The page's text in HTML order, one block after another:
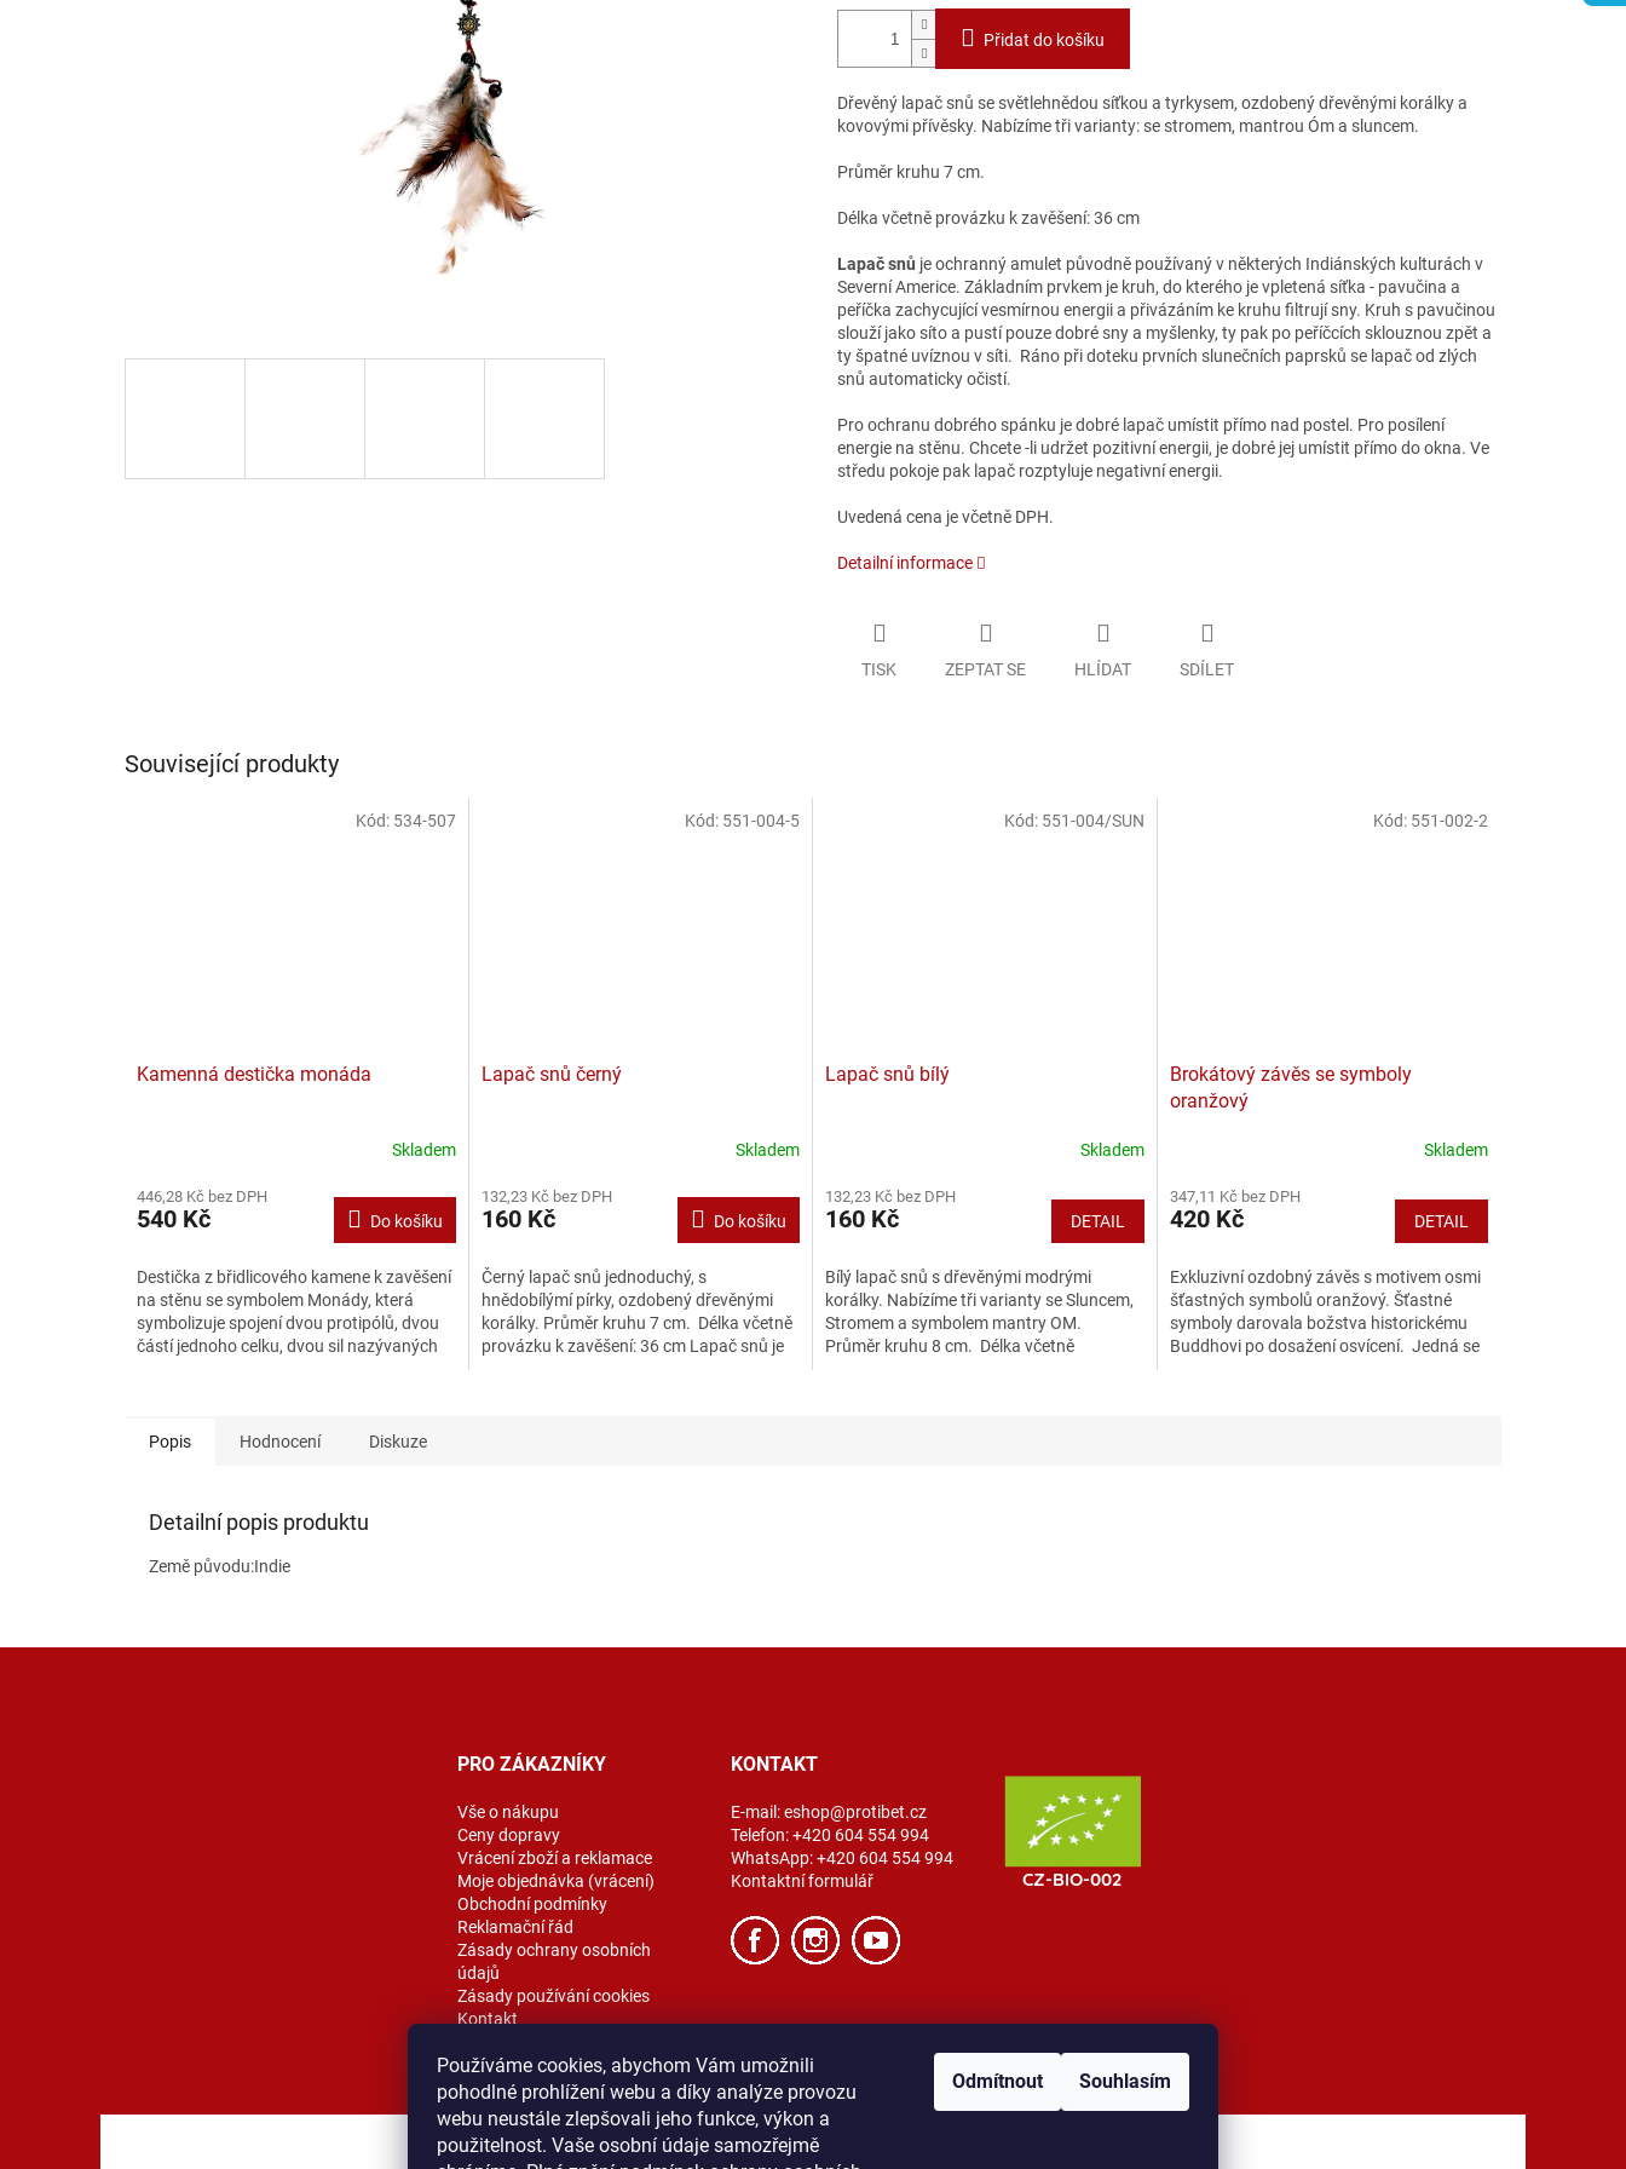
Používáme cookies, abychom Vám umožnili
pohodlné prohlížení webu a díky analýze provozu
webu neustále zlepšovali jeho funkce, výkon a
použitelnost. Vaše osobní údaje samozřejmě
Odmítnout Souhlasím
Přidat do košíku
Dřevěný lapač snů se světlehnědou síťkou a tyrkysem, ozdobený dřevěnými korálky a
kovovými přívěsky. Nabízíme tři varianty: se stromem, mantrou Óm a sluncem.
Průměr kruhu 7 cm.
Délka včetně provázku k zavěšení: 36 cm
Lapač snů je ochranný amulet původně používaný v některých Indiánských kulturách v
Severní Americe. Základním prvkem je kruh, do kterého je vpletená síťka - pavučina a
peříčka zachycující vesmírnou energii a přivázáním ke kruhu filtrují sny. Kruh s pavučinou
slouží jako síto a pustí pouze dobré sny a myšlenky, ty pak po peříčcích sklouznou zpět a
ty špatné uvíznou v síti. Ráno při doteku prvních slunečních paprsků se lapač od zlých
snů automaticky očistí.
Pro ochranu dobrého spánku je dobré lapač umístit přímo nad postel. Pro posílení
energie na stěnu. Chcete -li udržet pozitivní energii, je dobré jej umístit přímo do okna. Ve
středu pokoje pak lapač rozptyluje negativní energii.
Uvedená cena je včetně DPH.
Detailní informace
TISK ZEPTAT SE HLÍDAT SDÍLET
Související produkty
Kamenná destička monáda
Skladem
446,28 Kč bez DPH
540 Kč Do košíku
Destička z břidlicového kamene k zavěšení
na stěnu se symbolem Monády, která
symbolizuje spojení dvou protipólů, dvou
částí jednoho celku, dvou sil nazývaných
Kód: 534-507
Lapač snů černý
Skladem
132,23 Kč bez DPH
160 Kč Do košíku
Černý lapač snů jednoduchý, s
hnědobílýmí pírky, ozdobený dřevěnými
korálky. Průměr kruhu 7 cm. Délka včetně
provázku k zavěšení: 36 cm Lapač snů je
Kód: 551-004-5
Lapač snů bílý
Skladem
132,23 Kč bez DPH
160 Kč DETAIL
Bílý lapač snů s dřevěnými modrými
korálky. Nabízíme tři varianty se Sluncem,
Stromem a symbolem mantry OM.
Průměr kruhu 8 cm. Délka včetně
Kód: 551-004/SUN
Brokátový závěs se symboly
oranžový
Skladem
347,11 Kč bez DPH
420 Kč DETAIL
Exkluzivní ozdobný závěs s motivem osmi
šťastných symbolů oranžový. Šťastné
symboly darovala božstva historickému
Buddhovi po dosažení osvícení. Jedná se
Kód: 551-002-2
Popis Hodnocení Diskuze
Detailní popis produktu
Země původu:Indie
PRO ZÁKAZNÍKY
Vše o nákupu
Ceny dopravy
Vrácení zboží a reklamace
Moje objednávka (vrácení)
Obchodní podmínky
Reklamační řád
Zásady ochrany osobních
údajů
Zásady používání cookies
Kontakt
KONTAKT
E-mail:eshop@protibet.cz
Telefon:+420 604 554 994
WhatsApp:+420 604 554 994
Kontaktní formulář
MOST ProTibet Vše o nákupu Obchodní podmínky